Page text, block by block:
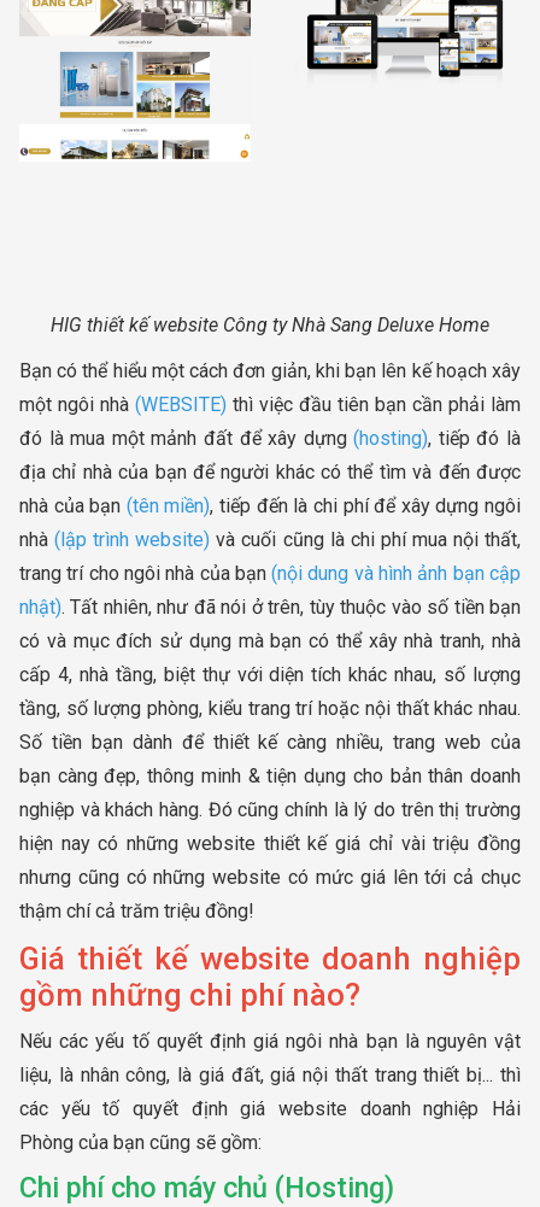
HIG thiết kế website Công ty Nhà Sang Deluxe Home
Bạn có thể hiểu một cách đơn giản, khi bạn lên kế hoạch xây
một ngôi nhà (WEBSITE) thì việc đầu tiên bạn cần phải làm
đó là mua một mảnh đất để xây dựng(hosting), tiếp đó là
địa chỉ nhà của bạn để người khác có thể tìm và đến được
nhà của bạn (tên miền), tiếp đến là chi phí để xây dựng ngôi
nhà(lập trình website) và cuối cũng là chi phí mua nội thất,
trang trí cho ngôi nhà của bạn(nội dung và hình ảnh bạn cập
nhật). Tất nhiên, như đã nói ở trên, tùy thuộc vào số tiền bạn
có và mục đích sử dụng mà bạn có thể xây nhà tranh, nhà
cấp 4, nhà tầng, biệt thự với diện tích khác nhau, số lượng
tầng, số lượng phòng, kiểu trang trí hoặc nội thất khác nhau.
Số tiền bạn dành để thiết kế càng nhiều, trang web của
bạn càng đẹp, thông minh & tiện dụng cho bản thân doanh
nghiệp và khách hàng. Đó cũng chính là lý do trên thị trường
hiện nay có những website thiết kế giá chỉ vài triệu đồng
nhưng cũng có những website có mức giá lên tới cả chục
thậm chí cả trăm triệu đồng!
Giá thiết kế website doanh nghiệp
gồm những chi phí nào?
Nếu các yếu tố quyết định giá ngôi nhà bạn là nguyên vật
liệu, là nhân công, là giá đất, giá nội thất trang thiết bị... thì
các yếu tố quyết định giá website doanh nghiệp Hải
Phòng của bạn cũng sẽ gồm:
Chi phí cho máy chủ (Hosting)